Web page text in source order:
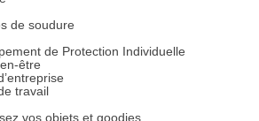
de soudure
de Protection Individuelle
être
travail
vos objets et goodies